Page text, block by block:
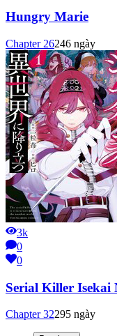
Hungry Marie
Chapter 26246 ngày
3k
0
0
Serial Killer Isekai
Chapter32295 ngày